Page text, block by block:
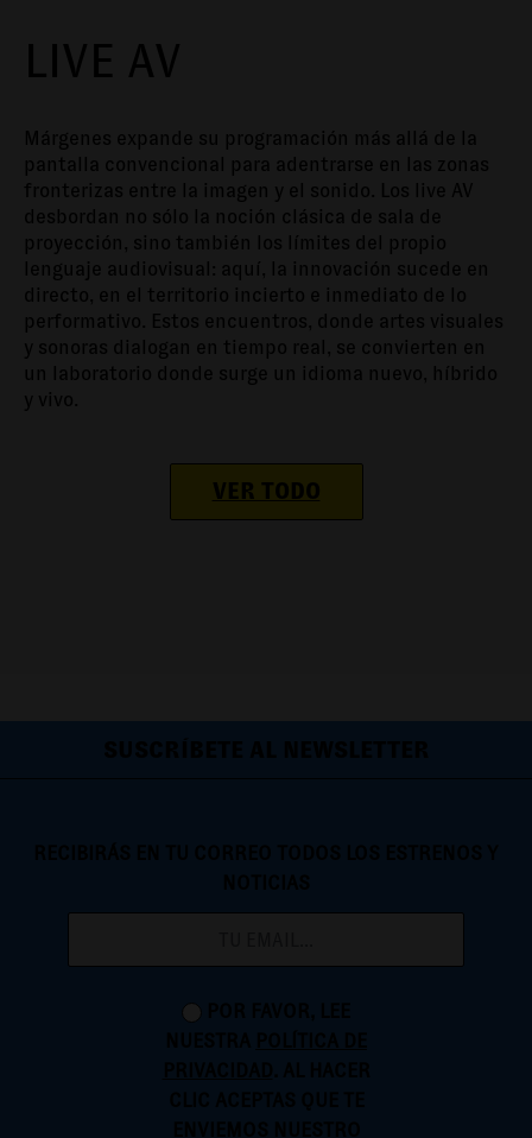
LIVE AV
Márgenes expande su programación más allá de la
pantalla convencional para adentrarse en las zonas
fronterizas entre la imagen y el sonido. Los live AV
desbordan no sólo la noción clásica de sala de
proyección, sino también los límites del propio
lenguaje audiovisual: aquí, la innovación sucede en
directo, en el territorio incierto e inmediato de lo
performativo. Estos encuentros, donde artes visuales
y sonoras dialogan en tiempo real, se convierten en
un laboratorio donde surge un idioma nuevo, híbrido
y vivo.
VER TODO